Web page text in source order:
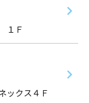
１Ｆ
ックス４Ｆ